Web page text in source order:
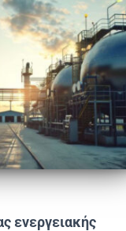
ενεργειακής